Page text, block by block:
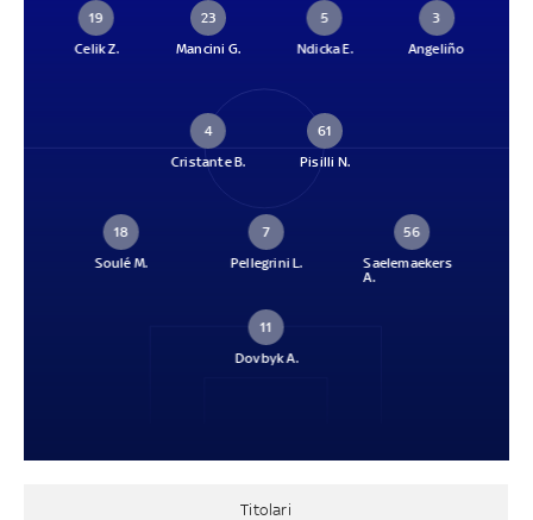
19
Celik Z.
23
Mancini G.
5
Ndicka E.
3
Angeliño
4
Cristante B.
61
Pisilli N.
18
Soulé M.
7
Pellegrini L.
56
Saelemaekers
A.
11
Dovbyk A.
Titolari